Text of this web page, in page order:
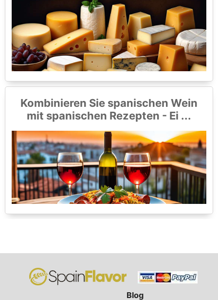
Kombinieren Sie spanischen Wein
mit spanischen Rezepten - Ei ...
Blog